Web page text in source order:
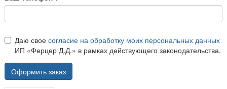
Даю свое согласие на обработку моих персональных данных
ИП «Ферцер Д.Д.» в рамках действующего законодательства.
Оформить заказ